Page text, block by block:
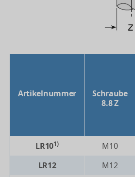
Artikelnummer
Schraube
8.8 Z
LR101) M10
LR12
M12